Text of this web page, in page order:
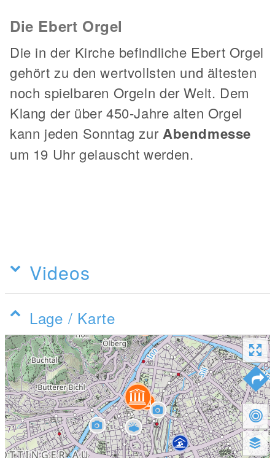
Die Ebert Orgel
Die in der Kirche befindliche Ebert Orgel
gehört zu den wertvollsten und ältesten
noch spielbaren Orgeln der Welt. Dem
Klang der über 450-Jahre alten Orgel
kann jeden Sonntag zur Abendmesse
um 19 Uhr gelauscht werden.
Videos
Lage / Karte